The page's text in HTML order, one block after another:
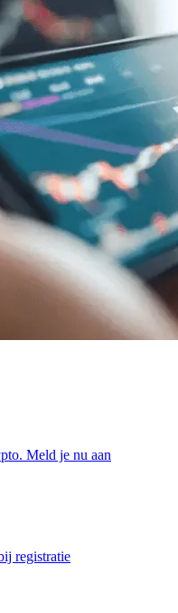
Meld je nu aan
registratie